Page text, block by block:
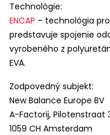
Technológie:
ENCAP – technológia
predstavuje spojenie
vyrobeného z
EVA.
Zodpovedný subjekt:
New Balance Europe BV
A-Factorij, Pilotenstraat
1059 CH Amsterdam